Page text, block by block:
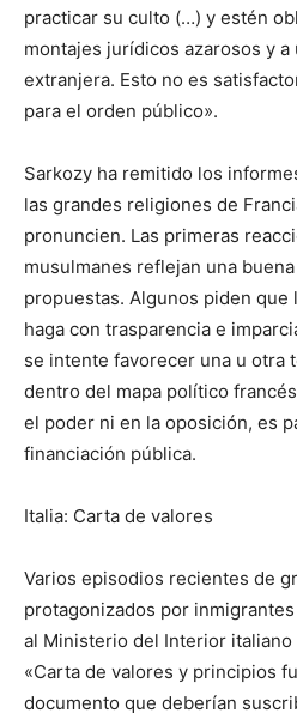
practicar su culto (…) y estén
montajes jurídicos azarosos y a
extranjera. Esto no es
para el orden público».
Sarkozy ha remitido los
las grandes religiones de
pronuncien. Las primeras
musulmanes reflejan una
propuestas. Algunos piden que
haga con trasparencia e
se intente favorecer una u otra
dentro del mapa político
el poder ni en la oposición, es
financiación pública.
Italia: Carta de valores
Varios episodios recientes de
protagonizados por
al Ministerio del Interior
«Carta de valores y principios
documento que deberían